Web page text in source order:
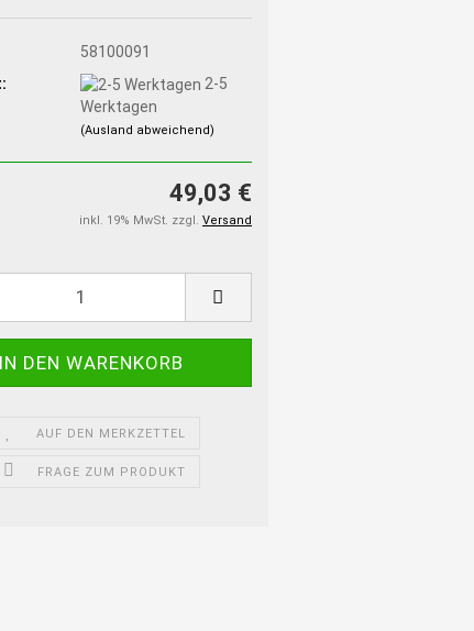
58100091
2-5
Werktagen
(Ausland abweichend)
49,03 €
inkl. 19% MwSt. zzgl. Versand
AUF DEN MERKZETTEL
FRAGE ZUM PRODUKT